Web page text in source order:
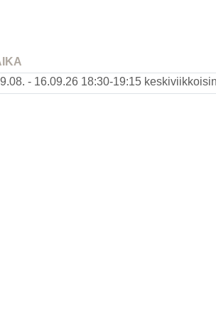
- 16.09.26 18:30-19:15 keskiviikkoisin